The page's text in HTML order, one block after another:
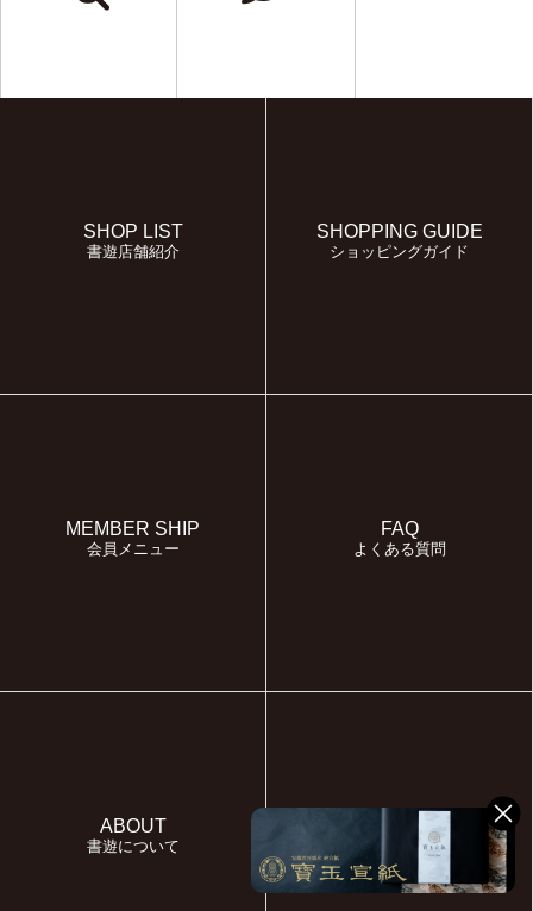
SHOP LIST
書遊店舗紹介
SHOPPING GUIDE
ショッピングガイド
MEMBER SHIP
会員メニュー
FAQ
よくある質問
ABOUT
書遊について
MYPAGE
マイページ